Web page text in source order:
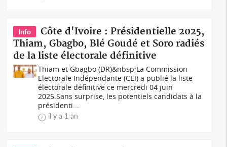
Info
Côte d'Ivoire : Présidentielle 2025,
Thiam, Gbagbo, Blé Goudé et Soro radiés
de la liste électorale définitive
Thiam et Gbagbo (DR)&nbsp;La Commission
Electorale Indépendante (CEI) a publié la liste
électorale définitive ce mercredi 04 juin
2025.Sans surprise, les potentiels candidats à la
présidenti...
il y a 1 an